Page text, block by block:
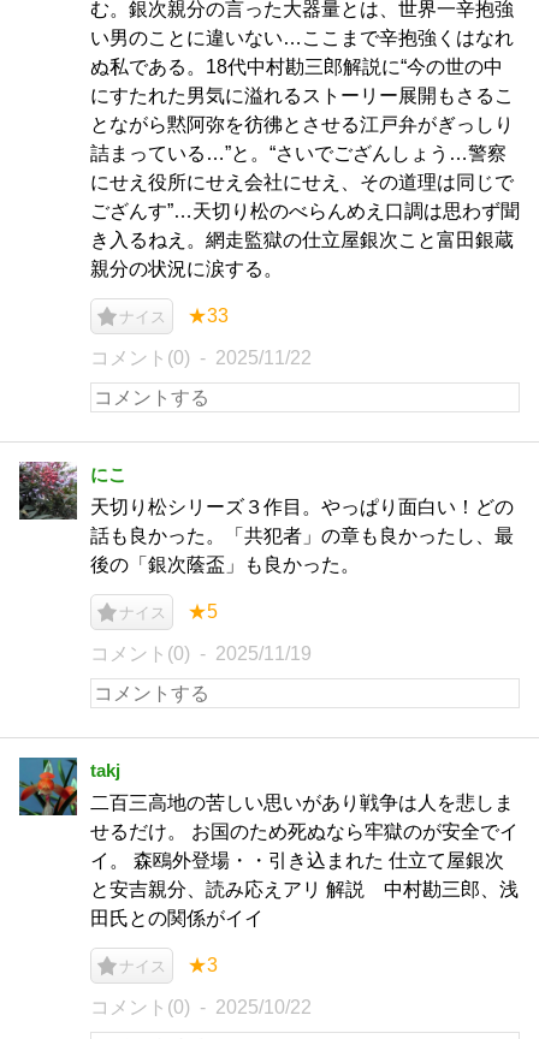
む。銀次親分の言った大器量とは、世界一辛抱強
い男のことに違いない…ここまで辛抱強くはなれ
ぬ私である。18代中村勘三郎解説に“今の世の中
にすたれた男気に溢れるストーリー展開もさるこ
とながら黙阿弥を彷彿とさせる江戸弁がぎっしり
詰まっている…”と。“さいでござんしょう…警察
にせえ役所にせえ会社にせえ、その道理は同じで
ござんす”…天切り松のべらんめえ口調は思わず聞
き入るねえ。網走監獄の仕立屋銀次こと富田銀蔵
親分の状況に涙する。
ナイス ★33
コメント(0) 2025/11/22
にこ
天切り松シリーズ３作目。やっぱり面白い！どの
話も良かった。「共犯者」の章も良かったし、最
後の「銀次蔭盃」も良かった。
ナイス ★5
コメント(0) 2025/11/19
takj
二百三高地の苦しい思いがあり戦争は人を悲しま
せるだけ。 お国のため死ぬなら牢獄のが安全でイ
イ。 森鴎外登場・・引き込まれた 仕立て屋銀次
と安吉親分、読み応えアリ 解説 中村勘三郎、浅
田氏との関係がイイ
ナイス ★3
コメント(0) 2025/10/22